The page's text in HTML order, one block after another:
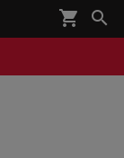
shopping_cart 
